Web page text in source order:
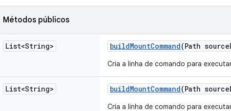
Métodos públicos
List<String> buildMountCommand(Path source
Cria a linha de comando para
List<String> buildMountCommand(Path source
Cria a linha de comando para